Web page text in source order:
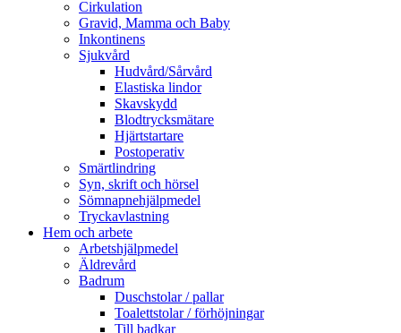
Cirkulation
Gravid, Mamma och Baby
Inkontinens
Sjukvård
Hudvård/Sårvård
Elastiska lindor
Skavskydd
Blodtrycksmätare
Hjärtstartare
Postoperativ
Smärtlindring
Syn, skrift och hörsel
Sömnapnehjälpmedel
Tryckavlastning
Hem och arbete
Arbetshjälpmedel
Äldrevård
Badrum
Duschstolar / pallar
Toalettstolar / förhöjningar
Till badkar